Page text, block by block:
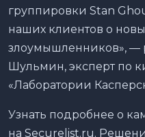
группировки Stan
наших клиентов о
злоумышленников», —
Шульмин, эксперт по
«Лаборатории
Узнать подробнее о
на Securelist.ru.